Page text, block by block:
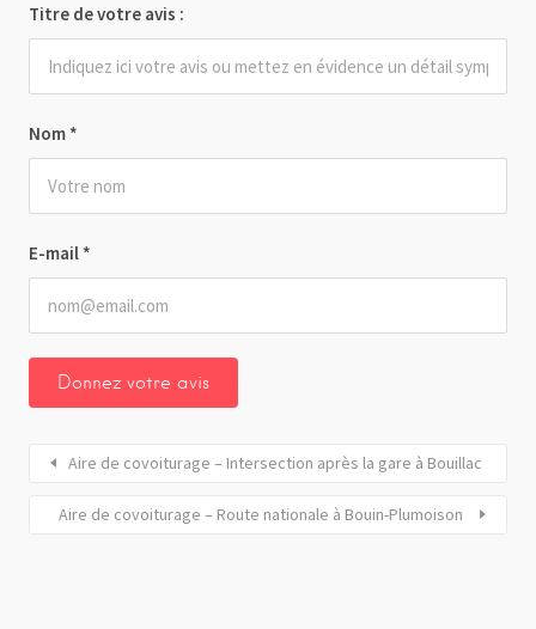
Nom *
E-mail *
Titre de votre avis :
Aire de covoiturage – Intersection après la gare à Bouillac
Aire de covoiturage – Route nationale à Bouin-Plumoison